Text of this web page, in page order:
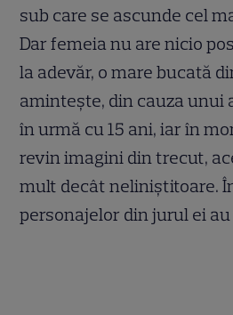
sub care se ascunde cel
Dar femeia nu are nicio
la adevăr, o mare bucată
amintește, din cauza unui
în urmă cu 15 ani, iar în
revin imagini din trecut,
mult decât neliniștitoare.
personajelor din jurul ei